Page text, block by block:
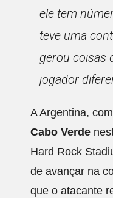
ele tem
teve uma
gerou coisas
jogador
A Argentina, com
Cabo Verde
Hard Rock
de avançar na
que o atacante